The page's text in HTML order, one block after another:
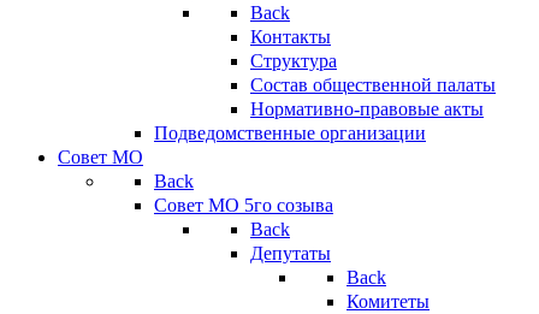
Back
Контакты
Структура
Состав общественной палаты
Нормативно-правовые акты
Подведомственные организации
Совет МО
Back
Совет МО 5го созыва
Back
Депутаты
Back
Комитеты